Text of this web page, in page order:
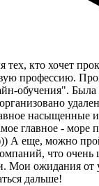
кто хочет
профессию.
обучения". Была
насыщенные
главное - море
А еще, можно
что очень
Мои ожидания от
дальше!